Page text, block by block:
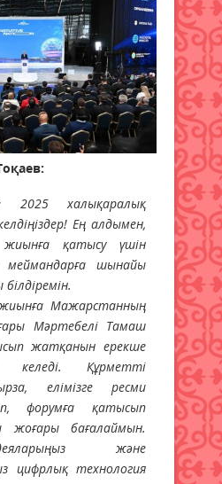
2025 халықаралық
Ең алдымен,
қатысу үшін
меймандарға шынайы
жиынға Мажарстанның
Мәртебелі Тамаш
жатқанын ерекше
Құрметті
елімізге ресми
форумға қатысып
жоғары бағалаймын.
және
цифрлық технология